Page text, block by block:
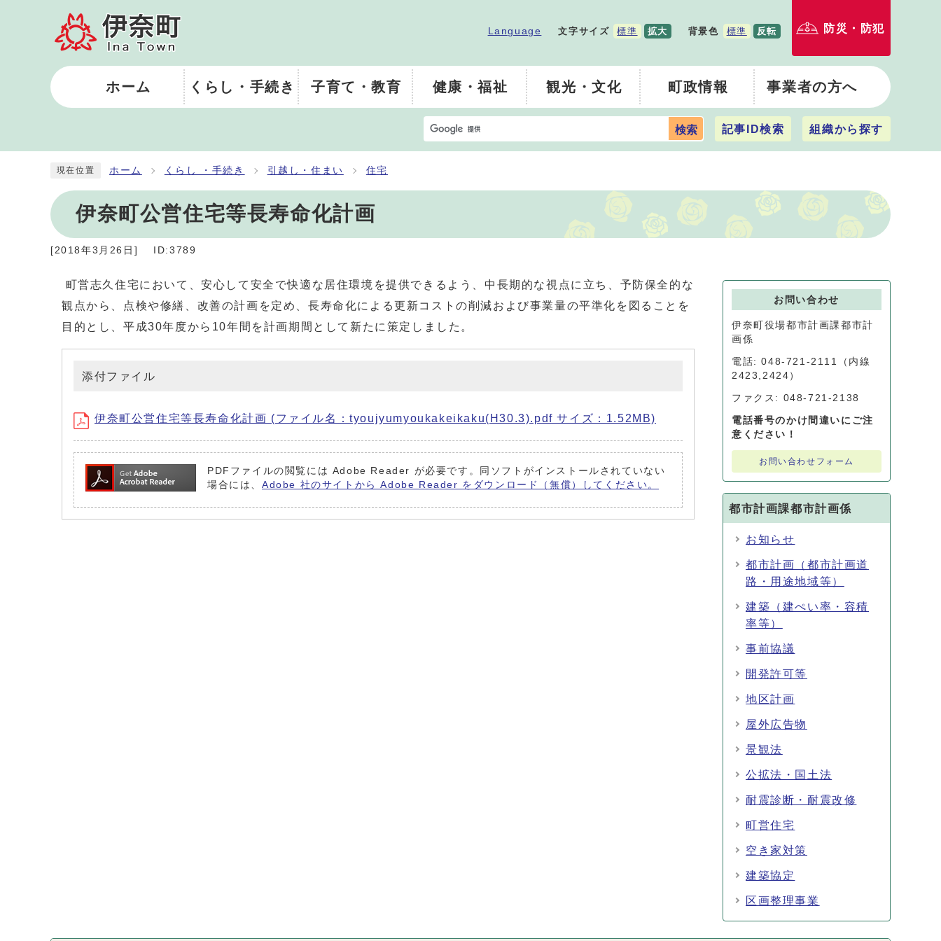
Language 文字サイズ 標準 拡大 背景色 標準 反転 防災・防犯
ホーム くらし・手続き 子育て・教育 健康・福祉 観光・文化 町政情報 事業者の方へ
検索 記事ID検索 組織から探す
現在位置 ホーム くらし ・手続き 引越し・住まい 住宅
伊奈町公営住宅等長寿命化計画
[2018年3月26日 ] ID:3789
町営志久住宅において、安心して安全で快適な居住環境を提供できるよう、中長期的な視点に立ち、予防保全的な
観点から、点検や修繕、改善の計画を定め、長寿命化による更新コストの削減および事業量の平準化を図ることを
目的とし、平成30年度から10年間を計画期間として新たに策定しました。
添付ファイル
伊奈町公営住宅等長寿命化計画 (ファイル名：tyoujyumyoukakeikaku(H30.3).pdf サイズ：1.52MB)
PDFファイルの閲覧には Adobe Reader が必要です。同ソフトがインストールされていない
場合には、 Adobe 社のサイトから Adobe Reader をダウンロード（無償）してください。
お問い合わせ
伊奈町役場都市計画課都市計
画係
電話: 048-721-2111（内線
2423,2424）
ファクス: 048-721-2138
電話番号のかけ間違いにご注
意ください！
お問い合わせフォーム
都市計画課都市計画係
お知らせ
都市計画（都市計画道
路・用途地域等）
建築（建ぺい率・容積
率等）
事前協議
開発許可等
地区計画
屋外広告物
景観法
公拡法・国土法
耐震診断・耐震改修
町営住宅
空き家対策
建築協定
区画整理事業